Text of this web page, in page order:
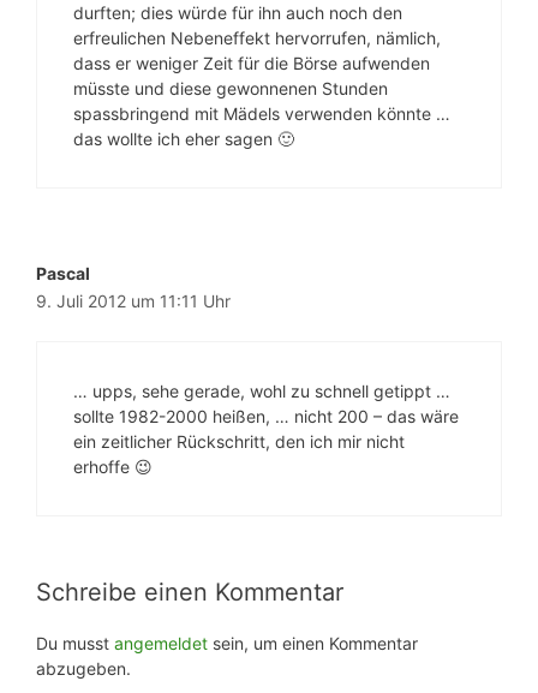
durften; dies würde für ihn auch noch den
erfreulichen Nebeneffekt hervorrufen, nämlich,
dass er weniger Zeit für die Börse aufwenden
müsste und diese gewonnenen Stunden
spassbringend mit Mädels verwenden könnte …
das wollte ich eher sagen 🙂
Pascal
9. Juli 2012 um 11:11 Uhr
… upps, sehe gerade, wohl zu schnell getippt …
sollte 1982-2000 heißen, … nicht 200 – das wäre
ein zeitlicher Rückschritt, den ich mir nicht
erhoffe 😉
Schreibe einen Kommentar
Du musst angemeldet sein, um einen Kommentar
abzugeben.